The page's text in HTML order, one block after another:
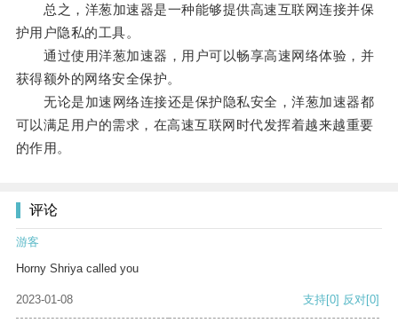
总之，洋葱加速器是一种能够提供高速互联网连接并保
护用户隐私的工具。
通过使用洋葱加速器，用户可以畅享高速网络体验，并
获得额外的网络安全保护。
无论是加速网络连接还是保护隐私安全，洋葱加速器都
可以满足用户的需求，在高速互联网时代发挥着越来越重要
的作用。
评论
游客
Horny Shriya called you
2023-01-08 支持[0] 反对[0]